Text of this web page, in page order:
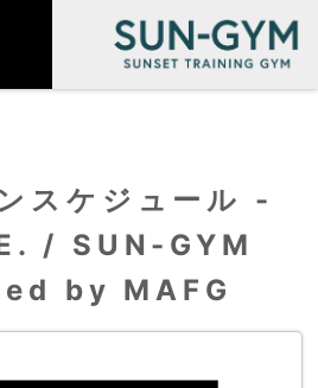
スケジュール -
/ SUN-GYM
by MAFG